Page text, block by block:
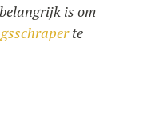
is om
te